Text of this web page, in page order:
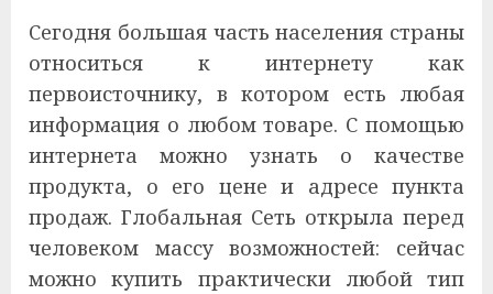
Сегодня большая часть населения страны
относиться к интернету как
первоисточнику, в котором есть любая
информация о любом товаре. С помощью
интернета можно узнать о качестве
продукта, о его цене и адресе пункта
продаж. Глобальная Сеть открыла перед
человеком массу возможностей: сейчас
можно купить практически любой тип